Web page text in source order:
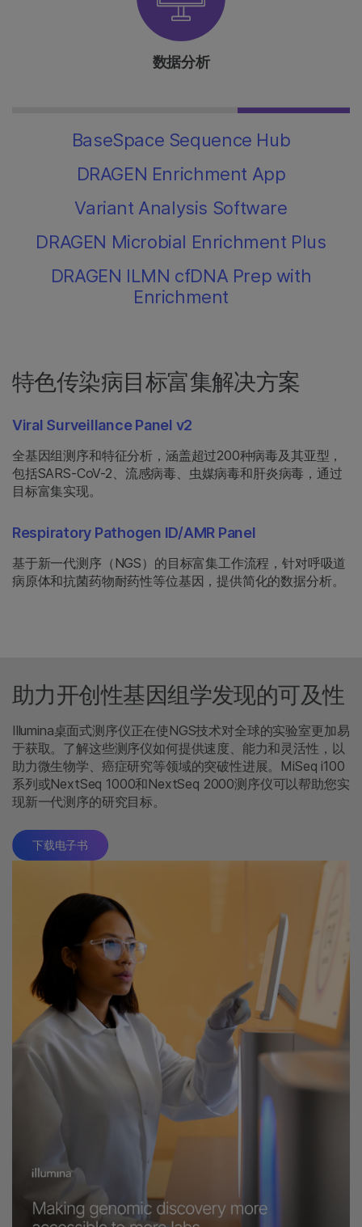
数据分析
BaseSpace Sequence Hub
DRAGEN Enrichment App
Variant Analysis Software
DRAGEN Microbial Enrichment Plus
DRAGEN ILMN cfDNA Prep with
Enrichment
特色传染病目标富集解决方案
Viral Surveillance Panel v2
全基因组测序和特征分析，涵盖超过200种病毒及其亚型，
包括SARS-CoV-2、流感病毒、虫媒病毒和肝炎病毒，通过
目标富集实现。
Respiratory Pathogen ID/AMR Panel
基于新一代测序（NGS）的目标富集工作流程，针对呼吸道
病原体和抗菌药物耐药性等位基因，提供简化的数据分析。
助力开创性基因组学发现的可及性
Illumina桌面式测序仪正在使NGS技术对全球的实验室更加易
于获取。了解这些测序仪如何提供速度、能力和灵活性，以
助力微生物学、癌症研究等领域的突破性进展。MiSeq i100
系列或NextSeq 1000和NextSeq 2000测序仪可以帮助您实
现新一代测序的研究目标。
下载电子书